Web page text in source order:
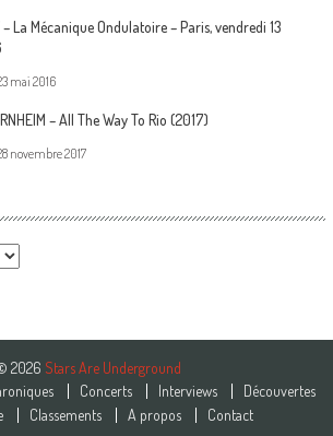
– La Mécanique Ondulatoire – Paris, vendredi 13
mai 2016
– All The Way To Rio (2017)
novembre 2017
2026 Stars Are Underground
Concerts Interviews
Découvertes
Classements A propos Contact